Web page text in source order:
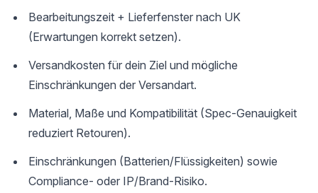
Bearbeitungszeit + Lieferfenster nach UK
(Erwartungen korrekt setzen).
Versandkosten für dein Ziel und mögliche
Einschränkungen der Versandart.
Material, Maße und Kompatibilität (Spec-Genauigkeit
reduziert Retouren).
Einschränkungen (Batterien/Flüssigkeiten) sowie
Compliance- oder IP/Brand-Risiko.